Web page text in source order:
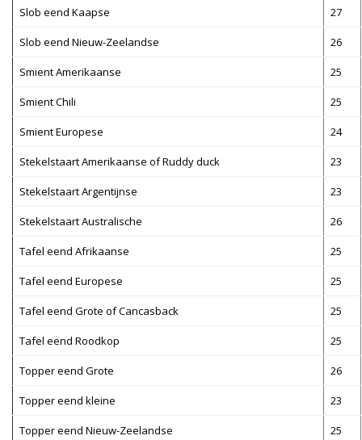
Slob eend Kaapse 27
Slob eend Nieuw-Zeelandse 26
Smient Amerikaanse 25
Smient Chili 25
Smient Europese 24
Stekelstaart Amerikaanse of Ruddy duck 23
Stekelstaart Argentijnse 23
Stekelstaart Australische 26
Tafel eend Afrikaanse 25
Tafel eend Europese 25
Tafel eend Grote of Cancasback 25
Tafel eend Roodkop 25
Topper eend Grote 26
Topper eend kleine 23
Topper eend Nieuw-Zeelandse 25